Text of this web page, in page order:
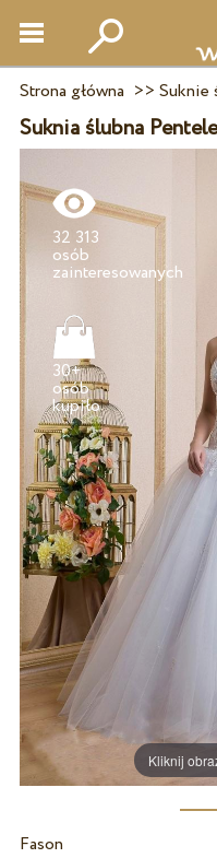
Strona główna >> Suknie
Suknia ślubna
Kliknij
32 313
osób
30+
osób
kupiło
Fason